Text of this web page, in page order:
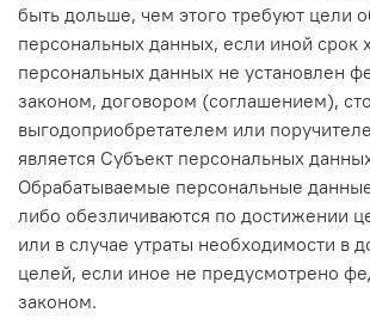
быть дольше, чем этого требуют цели
персональных данных, если иной срок
персональных данных не установлен
законом, договором (соглашением),
выгодоприобретателем или
является Субъект персональных
Обрабатываемые персональные
либо обезличиваются по достижении
или в случае утраты необходимости в
целей, если иное не предусмотрено
законом.